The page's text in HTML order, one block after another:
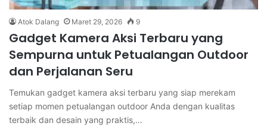
Atok Dalang Maret 29, 2026 9
Gadget Kamera Aksi Terbaru yang
Sempurna untuk Petualangan Outdoor
dan Perjalanan Seru
Temukan gadget kamera aksi terbaru yang siap merekam
setiap momen petualangan outdoor Anda dengan kualitas
terbaik dan desain yang praktis,…